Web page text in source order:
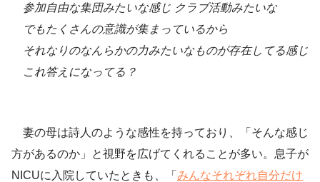
参加自由な集団みたいな感じ クラブ活動みたいな
でもたくさんの意識が集まっているから
それなりのなんらかの力みたいなものが存在してる感じ
これ答えになってる？
妻の母は詩人のような感性を持っており、「そんな感じ
方があるのか」と視野を広げてくれることが多い。息子が
NICUに入院していたときも、「 みんなそれぞれ自分だけ